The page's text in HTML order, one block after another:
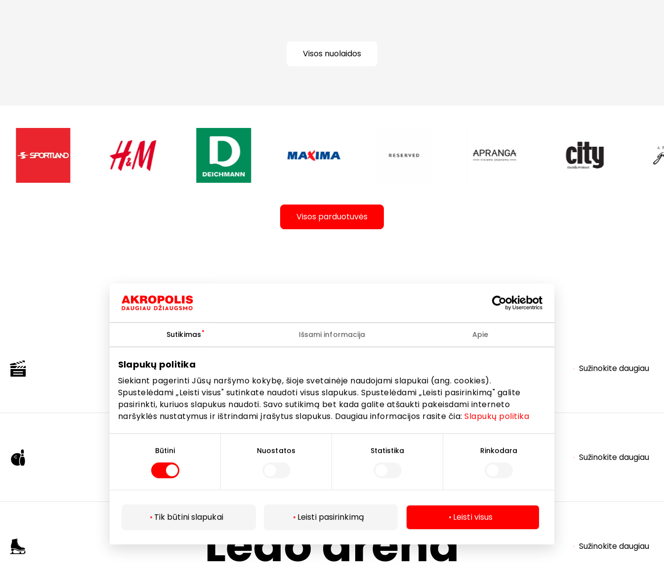
Sutikimas Išsami informacija Apie
Slapukų politika
Siekiant pagerinti Jūsų naršymo kokybę, šioje svetainėje naudojami slapukai (ang. cookies).
Spustelėdami „Leisti visus" sutinkate naudoti visus slapukus. Spustelėdami „Leisti pasirinkimą" galite
pasirinkti, kuriuos slapukus naudoti. Savo sutikimą bet kada galite atšaukti pakeisdami interneto
naršyklės nustatymus ir ištrindami įrašytus slapukus. Daugiau informacijos rasite čia:Slapukų politika
Būtini Nuostatos Statistika Rinkodara
Tik būtini slapukai Leisti pasirinkimą Leisti visus
Visos nuolaidos
Visos parduotuvės
Kino teatras Sužinokite daugiau
Apollo boulingas Sužinokite daugiau
Ledo arena Sužinokite daugiau